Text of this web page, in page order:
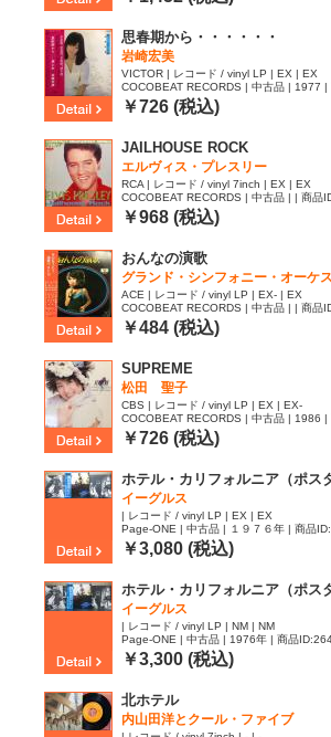
思春期から・・・・・・
岩崎宏美
VICTOR | レコード / vinyl LP | EX | EX
COCOBEAT RECORDS | 中古品 | 1977 |
30
￥726 (税込)
JAILHOUSE ROCK
エルヴィス・プレスリー
RCA | レコード / vinyl 7inch | EX | EX
COCOBEAT RECORDS | 中古品 | | 商品
￥968 (税込)
おんなの演歌
グランド・シンフォニー・オーケ
ACE | レコード / vinyl LP | EX- | EX
COCOBEAT RECORDS | 中古品 | | 商品
￥484 (税込)
SUPREME
松田 聖子
CBS | レコード / vinyl LP | EX | EX-
COCOBEAT RECORDS | 中古品 | 1986
63
￥726 (税込)
ホテル・カリフォルニア（ポス
イーグルス
| レコード / vinyl LP | EX | EX
Page-ONE | 中古品 | １９７６年 | 商品
￥3,080 (税込)
ホテル・カリフォルニア（ポス
イーグルス
| レコード / vinyl LP | NM | NM
Page-ONE | 中古品 | 1976年 | 商品
￥3,300 (税込)
北ホテル
内山田洋とクール・ファイブ